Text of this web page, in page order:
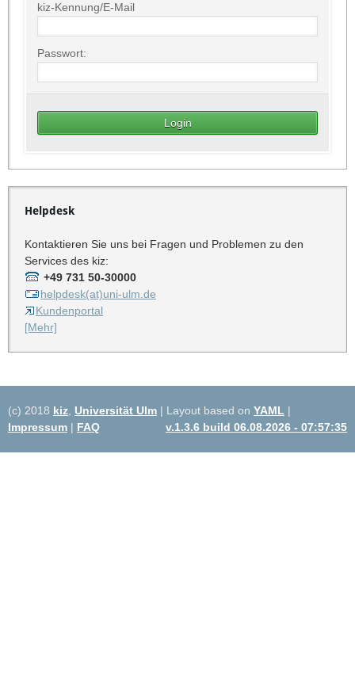
kiz-Kennung/E-Mail
Passwort:
Helpdesk
Kontaktieren Sie uns bei Fragen und Problemen zu den
Services des kiz:
+49 731 50-30000
helpdesk(at)uni-ulm.de
Kundenportal
[Mehr]
(c) 2018 kiz Universität Ulm | Layout based on YAML |
Impressum | FAQ v.1.3.6 build 06.08.2026 - 07:57:35